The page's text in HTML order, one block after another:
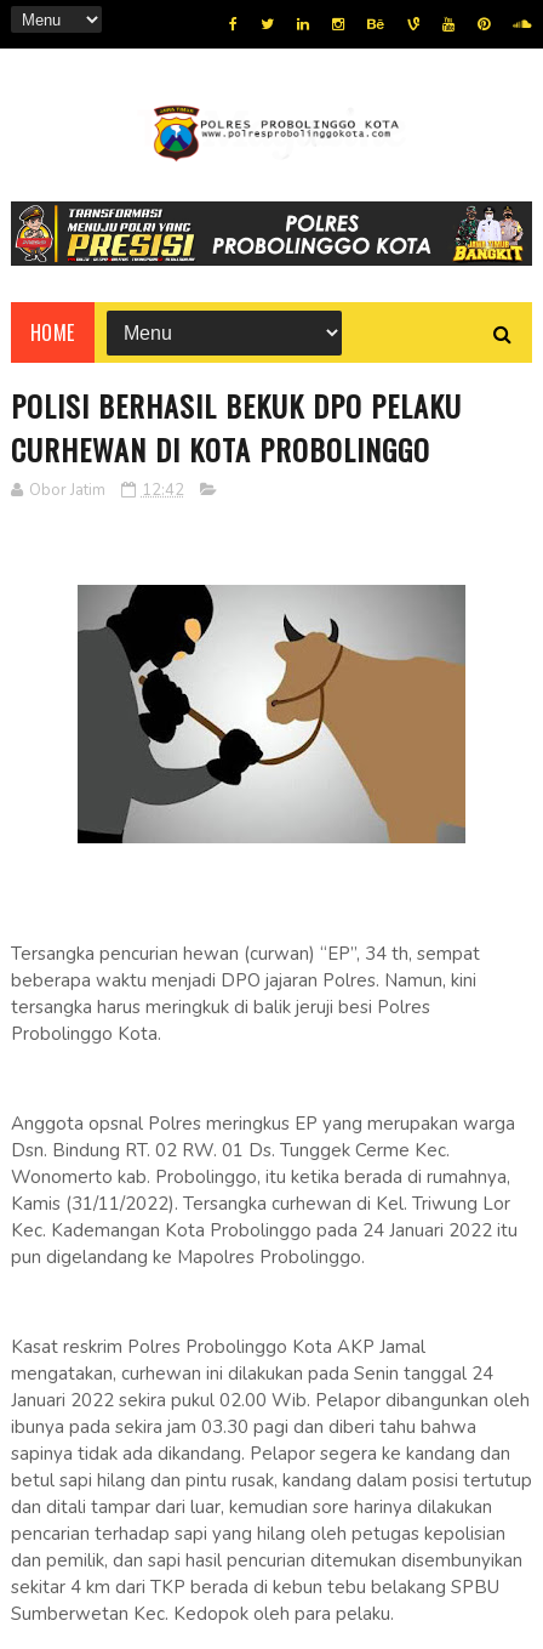
HOME
POLISI BERHASIL BEKUK DPO PELAKU
CURHEWAN DI KOTA PROBOLINGGO
Obor Jatim 12:42
Tersangka pencurian hewan (curwan) “EP”, 34 th, sempat
beberapa waktu menjadi DPO jajaran Polres. Namun, kini
tersangka harus meringkuk di balik jeruji besi Polres
Probolinggo Kota.
Anggota opsnal Polres meringkus EP yang merupakan warga
Dsn. Bindung RT. 02 RW. 01 Ds. Tunggek Cerme Kec.
Wonomerto kab. Probolinggo, itu ketika berada di rumahnya,
Kamis (31/11/2022). Tersangka curhewan di Kel. Triwung Lor
Kec. Kademangan Kota Probolinggo pada 24 Januari 2022 itu
pun digelandang ke Mapolres Probolinggo.
Kasat reskrim Polres Probolinggo Kota AKP Jamal
mengatakan, curhewan ini dilakukan pada Senin tanggal 24
Januari 2022 sekira pukul 02.00 Wib. Pelapor dibangunkan oleh
ibunya pada sekira jam 03.30 pagi dan diberi tahu bahwa
sapinya tidak ada dikandang. Pelapor segera ke kandang dan
betul sapi hilang dan pintu rusak, kandang dalam posisi tertutup
dan ditali tampar dari luar, kemudian sore harinya dilakukan
pencarian terhadap sapi yang hilang oleh petugas kepolisian
dan pemilik, dan sapi hasil pencurian ditemukan disembunyikan
sekitar 4 km dari TKP berada di kebun tebu belakang SPBU
Sumberwetan Kec. Kedopok oleh para pelaku.